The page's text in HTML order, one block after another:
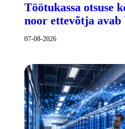
Töötukassa otsuse
noor ettevõtja avab
07-08-2026